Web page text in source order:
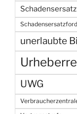
Schadensersatz
unerlaubte
UWG